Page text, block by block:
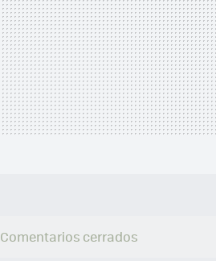
Comentarios cerrados